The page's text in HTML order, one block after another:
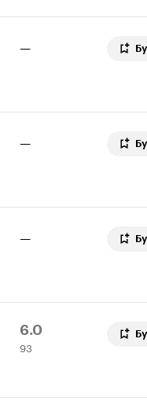
—
—
—
Рейтинг
Кинопоиска
6.0
93
оценки
93